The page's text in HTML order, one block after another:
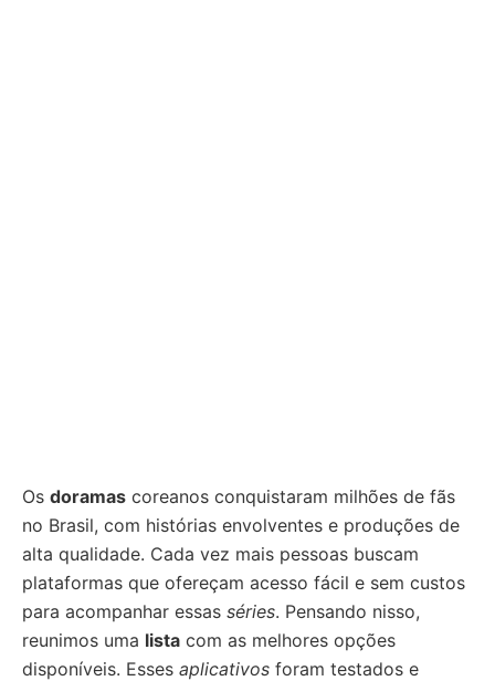
Os doramas coreanos conquistaram milhões de fãs
no Brasil, com histórias envolventes e produções de
alta qualidade. Cada vez mais pessoas buscam
plataformas que ofereçam acesso fácil e sem custos
para acompanhar essas séries. Pensando nisso,
reunimos uma lista com as melhores opções
disponíveis. Esses aplicativos foram testados e